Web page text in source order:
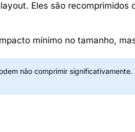
Eles são recomprimidos
mínimo no tamanho,
não comprimir